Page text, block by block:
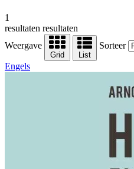
1
resultaten resultaten
Weergave
Grid List
Sorteer
Engels